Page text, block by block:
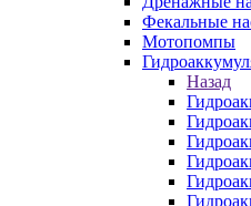
Фекальные
Мотопомпы
Назад